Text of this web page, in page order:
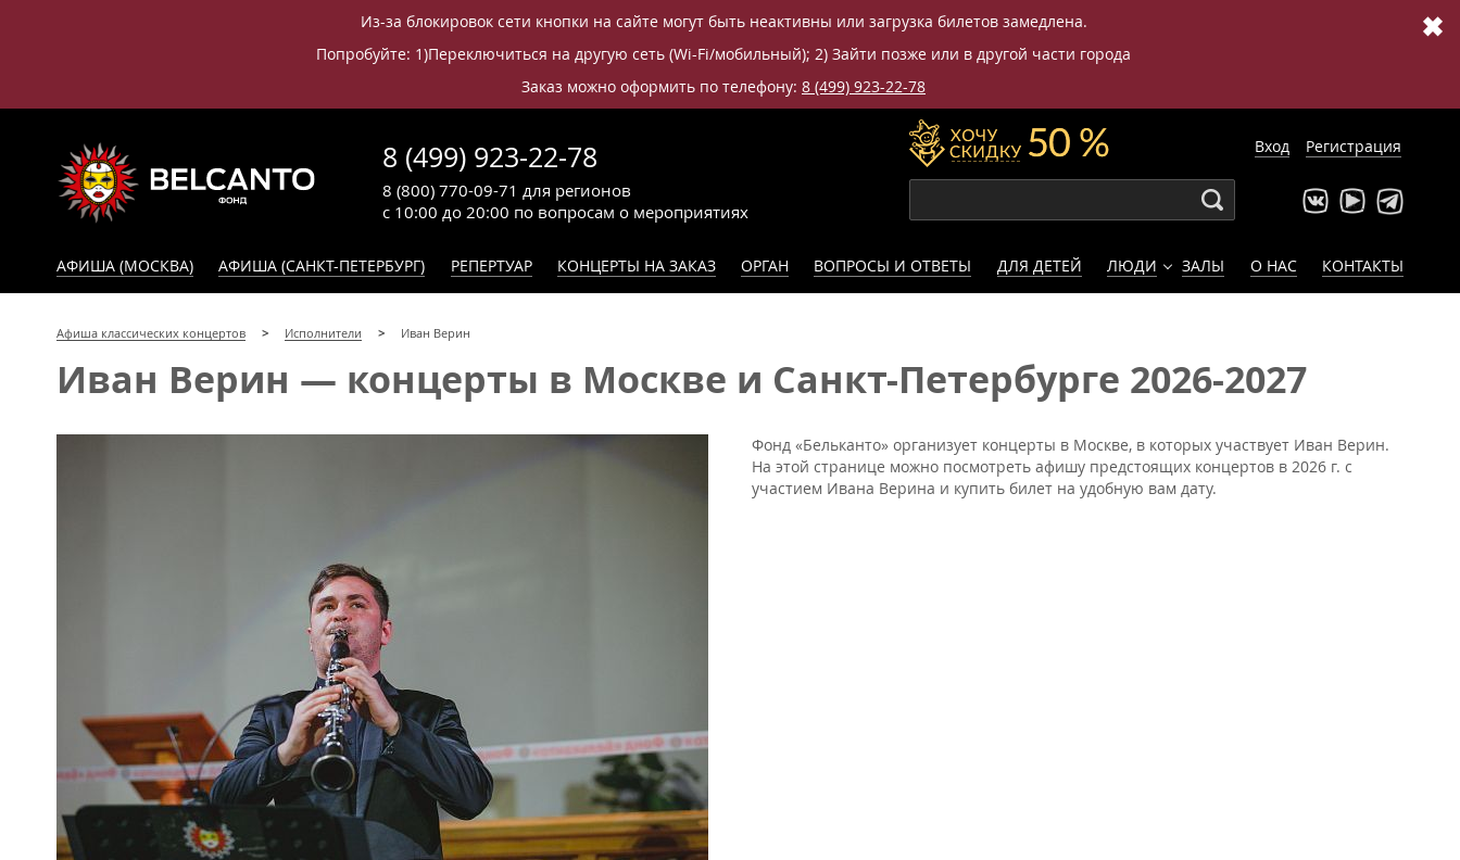
Из-за блокировок сети кнопки на сайте могут быть неактивны или загрузка билетов замедлена.
Попробуйте: 1)Переключиться на другую сеть (Wi-Fi/мобильный); 2) Зайти позже или в другой части города
Заказ можно оформить по телефону: 8 (499) 923-22-78
✖
8 (499) 923-22-78
с 10:00 до 20:00 по вопросам о мероприятиях
8 (800) 770-09-71 для регионов
Вход Регистрация
АФИША (МОСКВА) АФИША (САНКТ-ПЕТЕРБУРГ) РЕПЕРТУАР КОНЦЕРТЫ НА ЗАКАЗ ОРГАН ВОПРОСЫ И ОТВЕТЫ ДЛЯ ДЕТЕЙ ЛЮДИ ЗАЛЫ О НАС КОНТАКТЫ
Афиша классических концертов Исполнители Иван Верин
Иван Верин — концерты в Москве и Санкт-Петербурге 2026-2027
Фонд «Бельканто» организует концерты в Москве, в которых участвует Иван Верин.
На этой странице можно посмотреть афишу предстоящих концертов в 2026 г. с
участием Ивана Верина и купить билет на удобную вам дату.